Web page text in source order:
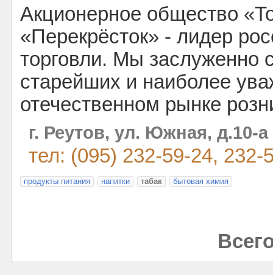
Акционерное общество
«Перекрёсток» - лидер
торговли. Мы заслуженно
старейших и наиболее
отечественном рынке
г. Реутов, ул. Южная, д.10-а
тел: (095) 232-59-24, 232-
продукты питания напитки табак бытовая химия